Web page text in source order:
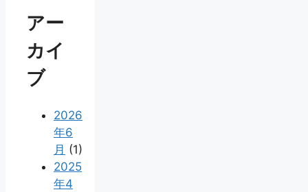
アー
カイ
ブ
2026
年6
月 (1)
2025
年4